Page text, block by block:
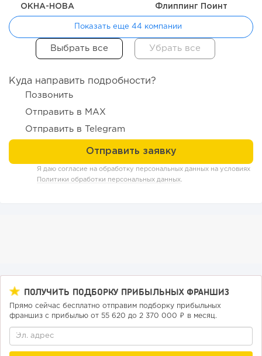
150
«Прибыль 20 млн в год, а я ездил на метро»: куда в
Конференции августа 2026: лучшие мероприятия месяца
для бизнеса,...
ОКНА-НОВА Флиппинг Поинт
Показать еще 44 компании
Куда направить подробности?
Позвонить
Отправить в MAX
Отправить в Telegram
Я даю согласие на обработку персональных данных на условиях
Политики обработки персональных данных
ПОЛУЧИТЬ ПОДБОРКУ ПРИБЫЛЬНЫХ ФРАНШИЗ
Прямо сейчас бесплатно отправим подборку прибыльных
франшиз с прибылью от 55 620 до 2 370 000 ₽ в месяц.